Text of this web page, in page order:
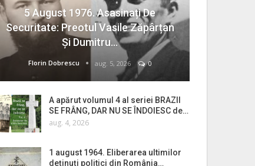
5 August 1976. Asasinați De
Securitate: Preotul Vasile Zăpârțan
Și Dumitru…
Florin Dobrescu aug. 5, 2026 0
A apărut volumul 4 al seriei BRAZII
SE FRÂNG, DAR NU SE ÎNDOIESC de…
aug. 4, 2026
1 august 1964. Eliberarea ultimilor
deținuți politici din România…